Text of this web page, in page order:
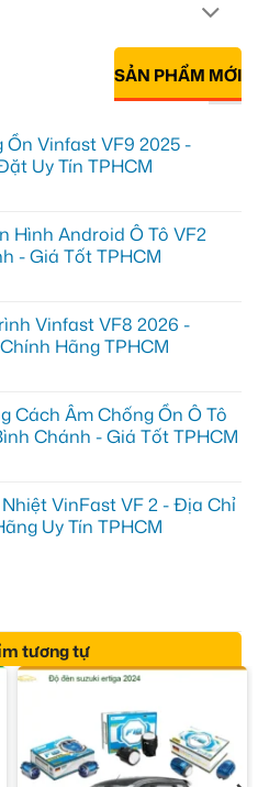
SẢN PHẨM MỚI
Vinfast VF9 2025 -
Uy Tín TPHCM
Hình Android Ô Tô VF2
- Giá Tốt TPHCM
Vinfast VF8 2026 -
Hãng TPHCM
Cách Âm Chống Ồn Ô Tô
Chánh - Giá Tốt TPHCM
VinFast VF 2 - Địa Chỉ
Uy Tín TPHCM
tương tự